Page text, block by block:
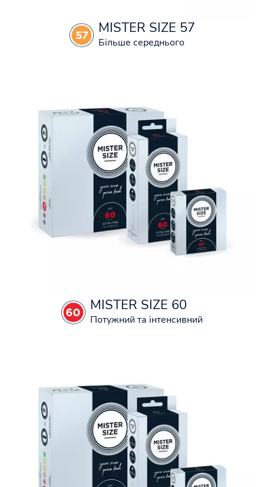
MISTER SIZE 57
Більше середнього
MISTER SIZE 60
Потужний та інтенсивний